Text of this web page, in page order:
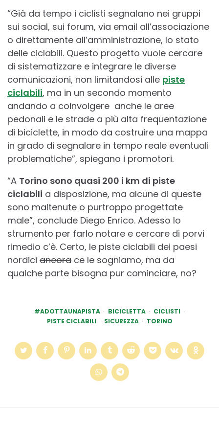
“Già da tempo i ciclisti segnalano nei gruppi
sui social, sui forum, via email all’associazione
o direttamente all’amministrazione, lo stato
delle ciclabili. Questo progetto vuole cercare
di sistematizzare e integrare le diverse
comunicazioni, non limitandosi alle piste
ciclabili, ma in un secondo momento
andando a coinvolgere anche le aree
pedonali e le strade a più alta frequentazione
di biciclette, in modo da costruire una mappa
in grado di segnalare in tempo reale eventuali
problematiche”, spiegano i promotori.
“A Torino sono quasi 200 i km di piste
ciclabili a disposizione, ma alcune di queste
sono maltenute o purtroppo progettate
male”, conclude Diego Enrico. Adesso lo
strumento per farlo notare e cercare di porvi
rimedio c’è. Certo, le piste ciclabili dei paesi
nordici ancora ce le sogniamo, ma da
qualche parte bisogna pur cominciare, no?
#ADOTTAUNAPISTA BICICLETTA
CICLISTI
PISTE CICLABILI
SICUREZZA TORINO